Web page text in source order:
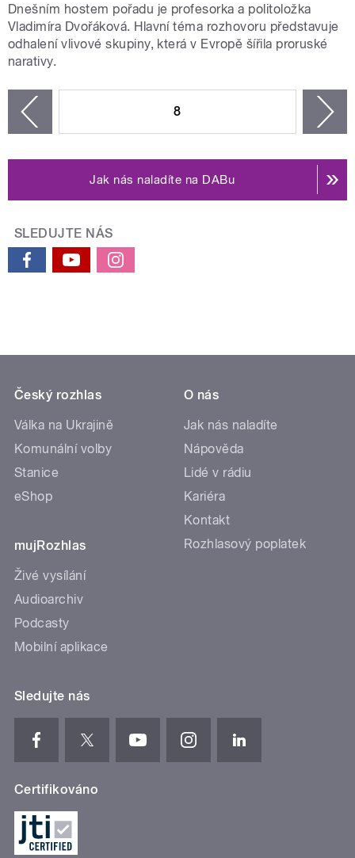
Dnešním hostem pořadu je profesorka a politoložka
Vladimíra Dvořáková. Hlavní téma rozhovoru představuje
odhalení vlivové skupiny, která v Evropě šířila proruské
narativy.
8
Jak nás naladíte na DABu
SLEDUJTE NÁS
Český rozhlas
Válka na Ukrajině
Komunální volby
Stanice
eShop
mujRozhlas
Živé vysílání
Audioarchiv
Podcasty
Mobilní aplikace
O nás
Jak nás naladíte
Nápověda
Lidé v rádiu
Kariéra
Kontakt
Rozhlasový poplatek
Sledujte nás
Certifikováno